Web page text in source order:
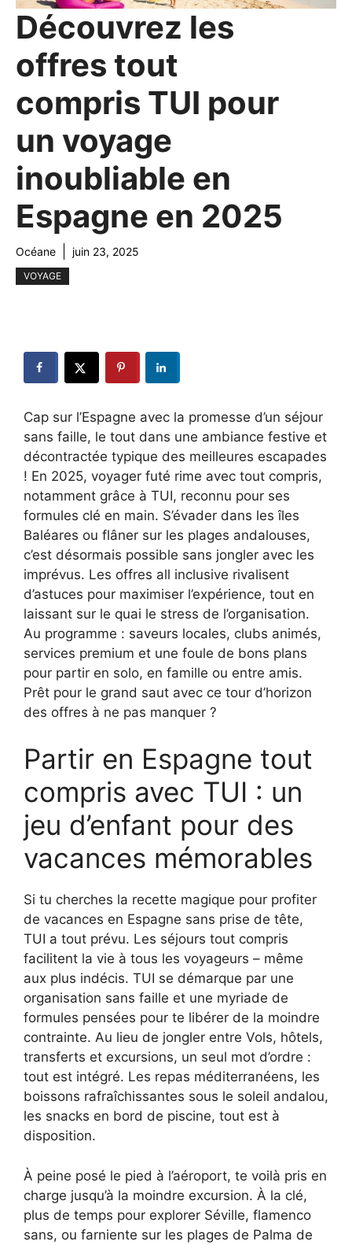
Découvrez les
offres tout
compris TUI pour
un voyage
inoubliable en
Espagne en 2025
Océane juin 23, 2025
VOYAGE
Cap sur l’Espagne avec la promesse d’un séjour
sans faille, le tout dans une ambiance festive et
décontractée typique des meilleures escapades
! En 2025, voyager futé rime avec tout compris,
notamment grâce à TUI, reconnu pour ses
formules clé en main. S’évader dans les îles
Baléares ou flâner sur les plages andalouses,
c’est désormais possible sans jongler avec les
imprévus. Les offres all inclusive rivalisent
d’astuces pour maximiser l’expérience, tout en
laissant sur le quai le stress de l’organisation.
Au programme : saveurs locales, clubs animés,
services premium et une foule de bons plans
pour partir en solo, en famille ou entre amis.
Prêt pour le grand saut avec ce tour d’horizon
des offres à ne pas manquer ?
Partir en Espagne tout
compris avec TUI : un
jeu d’enfant pour des
vacances mémorables
Si tu cherches la recette magique pour profiter
de vacances en Espagne sans prise de tête,
TUI a tout prévu. Les séjours tout compris
facilitent la vie à tous les voyageurs – même
aux plus indécis. TUI se démarque par une
organisation sans faille et une myriade de
formules pensées pour te libérer de la moindre
contrainte. Au lieu de jongler entre Vols, hôtels,
transferts et excursions, un seul mot d’ordre :
tout est intégré. Les repas méditerranéens, les
boissons rafraîchissantes sous le soleil andalou,
les snacks en bord de piscine, tout est à
disposition.
À peine posé le pied à l’aéroport, te voilà pris en
charge jusqu’à la moindre excursion. À la clé,
plus de temps pour explorer Séville, flamenco
sans, ou farniente sur les plages de Palma de